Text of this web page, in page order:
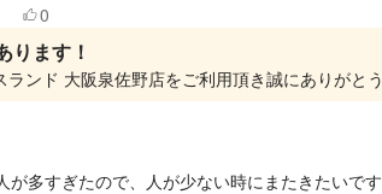
0
ります！
が多すぎたので、人が少ない時にまたきたいです